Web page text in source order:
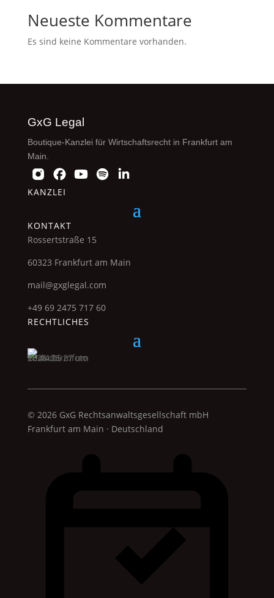
Neueste Kommentare
Es sind keine Kommentare vorhanden.
GxG Legal
Boutique-Kanzlei für Wirtschaftsrecht in Frankfurt am
Main.
KANZLEI
KONTAKT
Rossertstraße 15
60323 Frankfurt am Main
mail@gxglegal.com
+49 69 2475 717 60
RECHTLICHES
© 2026 GxG Rechtsanwaltsgesellschaft mbH
Frankfurt am Main · Deutschland